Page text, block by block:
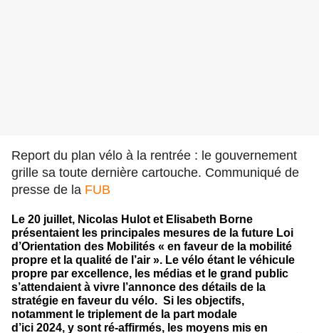
Report du plan vélo à la rentrée : le gouvernement
grille sa toute dernière cartouche. Communiqué de
presse de la FUB
Le 20 juillet, Nicolas Hulot et Elisabeth Borne
présentaient les principales mesures de la future Loi
d’Orientation des Mobilités « en faveur de la mobilité
propre et la qualité de l’air ». Le vélo étant le véhicule
propre par excellence, les médias et le grand public
s’attendaient à vivre l’annonce des détails de la
stratégie en faveur du vélo. Si les objectifs,
notamment le triplement de la part modale
d’ici 2024, y sont ré-affirmés, les moyens mis en